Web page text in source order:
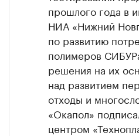
прошлого года в
НИА «Нижний
по развитию
полимеров
решения на их
над развитием
отходы и
«Окапол»
центром